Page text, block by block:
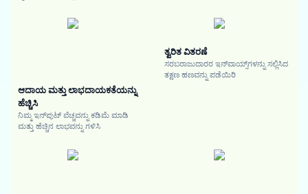
ಆದಾಯ ಮತ್ತು ಲಾಭದಾಯಕತೆಯನ್ನು
ಹೆಚ್ಚಿಸಿ
ನಿಮ್ಮ ಇನ್‌ಪುಟ್ ವೆಚ್ಚವನ್ನು ಕಡಿಮೆ ಮಾಡಿ
ಮತ್ತು ಹೆಚ್ಚಿನ ಲಾಭವನ್ನು ಗಳಿಸಿ
ತ್ವರಿತ ವಿತರಣೆ
ಸರಬರಾಜುದಾರರ ಇನ್‌ವಾಯ್ಸ್‌ಗಳನ್ನು ಸಲ್ಲಿಸಿದ
ತಕ್ಷಣ ಹಣವನ್ನು ಪಡೆಯಿರಿ